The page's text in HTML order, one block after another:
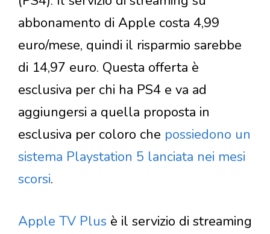
abbonamento di Apple costa 4,99
euro/mese, quindi il risparmio sarebbe
di 14,97 euro. Questa offerta è
esclusiva per chi ha PS4 e va ad
aggiungersi a quella proposta in
esclusiva per coloro che possiedono un
sistema Playstation 5 lanciata nei mesi
scorsi.
Apple TV Plus è il servizio di streaming